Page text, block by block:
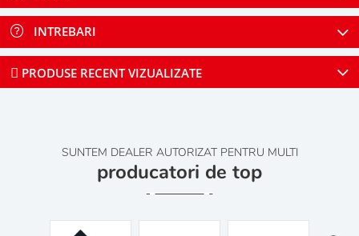
INTREBARI
PRODUSE RECENT VIZUALIZATE
SUNTEM DEALER AUTORIZAT PENTRU MULTI
producatori de top